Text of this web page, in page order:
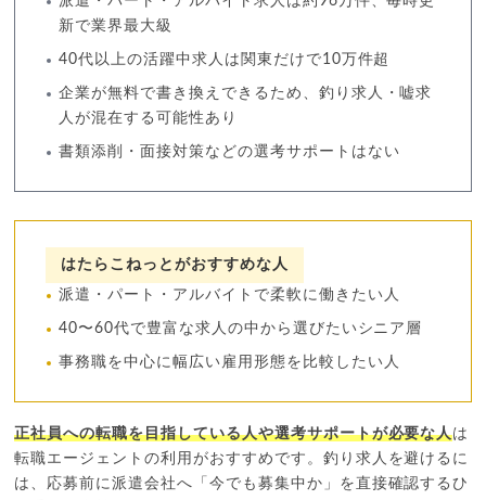
新で業界最大級
40代以上の活躍中求人は関東だけで10万件超
企業が無料で書き換えできるため、釣り求人・嘘求
人が混在する可能性あり
書類添削・面接対策などの選考サポートはない
はたらこねっとがおすすめな人
派遣・パート・アルバイトで柔軟に働きたい人
40〜60代で豊富な求人の中から選びたいシニア層
事務職を中心に幅広い雇用形態を比較したい人
正社員への転職を目指している人や選考サポートが必要な人は
転職エージェントの利用がおすすめです。釣り求人を避けるに
は、応募前に派遣会社へ「今でも募集中か」を直接確認するひ